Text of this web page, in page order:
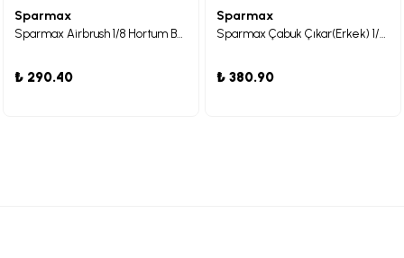
Sparmax
Sparmax Airbrush 1/8 Hortum Bağlantısı
₺ 290.40
Sparmax
Sparmax Çabuk Çıkar(Erkek) 1/4PS Kaplin
₺ 380.90